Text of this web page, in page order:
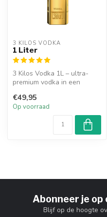
3 KILOS VODKA
1 Liter
3 Kilos Vodka 1L – ultra-
premium vodka in een
Stijlvol, p...
€49,95
Op voorraad
Abonneer je
Blijf op de hoogte